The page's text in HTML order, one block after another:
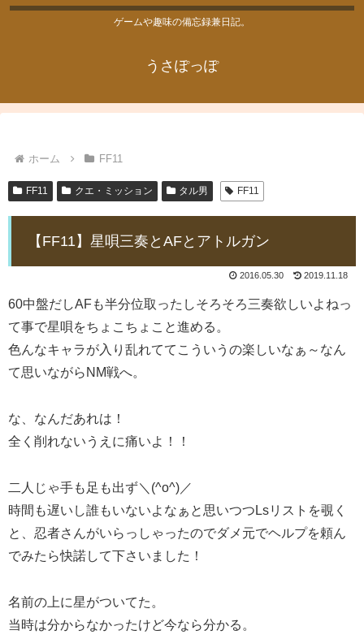
ゲームや趣味の備忘録兼日記。
うさぽっぽ
ホーム FF11
FF11 クエ・ミッション タル男 FF11
【FF11】星唄三奏とAFとアトルガン
2016.05.30 2019.11.18
60中盤だしAFも半分位取ったしそろそろ三奏欲しいよねっ
て事で星唄をちょこちょこと進める。
色んなキャラが入り乱れててこういうの楽しいなぁ～なん
て思いながらNM戦へ。
な、なんだあれは！
全く削れないうえに痛いよ！！
二人じゃ手も足も出ず＼(^o^)／
時間も遅いし誰もいないよなぁと思いつつLsリストを覗く
と、忍者さんがいらっしゃったのでダメ元でヘルプを頼ん
でみたら快諾して下さいました！
名前の上に星がついてた。
当時は分からなかったけど今なら分かる。